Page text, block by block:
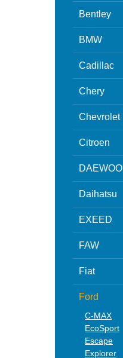
Bentley
BMW
Cadillac
Chery
Chevrolet
Citroen
DAEWOO
Daihatsu
EXEED
FAW
Fiat
Ford
C-MAX
EcoSport
Escape
Explorer